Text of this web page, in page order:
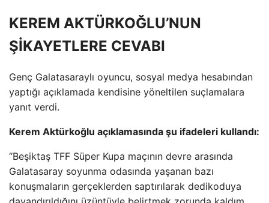
KEREM AKTÜRKOĞLU’NUN
ŞİKAYETLERE CEVABI
Genç Galatasaraylı oyuncu, sosyal medya hesabından
yaptığı açıklamada kendisine yöneltilen suçlamalara
yanıt verdi.
Kerem Aktürkoğlu açıklamasında şu ifadeleri kullandı:
“Beşiktaş TFF Süper Kupa maçının devre arasında
Galatasaray soyunma odasında yaşanan bazı
konuşmaların gerçeklerden saptırılarak dedikoduya